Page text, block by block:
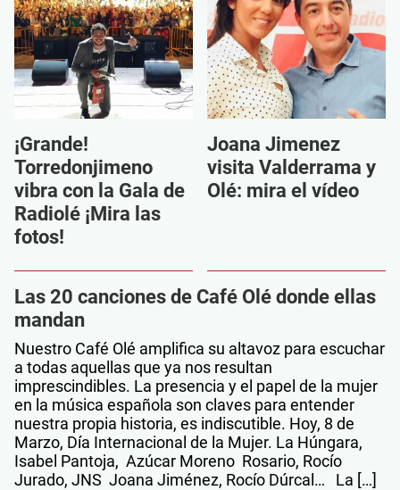
¡Grande!
Torredonjimeno
vibra con la Gala de
Radiolé ¡Mira las
fotos!
Joana Jimenez
visita Valderrama y
Olé: mira el vídeo
Las 20 canciones de Café Olé donde ellas
mandan
Nuestro Café Olé amplifica su altavoz para escuchar
a todas aquellas que ya nos resultan
imprescindibles. La presencia y el papel de la mujer
en la música española son claves para entender
nuestra propia historia, es indiscutible. Hoy, 8 de
Marzo, Día Internacional de la Mujer. La Húngara,
Isabel Pantoja, Azúcar Moreno Rosario, Rocío
Jurado, JNS Joana Jiménez, Rocío Dúrcal… La […]